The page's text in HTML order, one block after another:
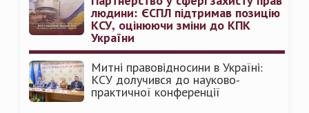
людини: ЄСПЛ підтримав позицію
КСУ, оцінюючи зміни до КПК
України
Митні правовідносини в Україні:
КСУ долучився до науково-
практичної конференції